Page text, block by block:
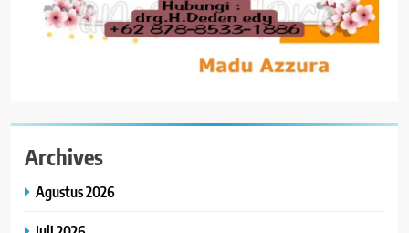
Archives
Agustus 2026